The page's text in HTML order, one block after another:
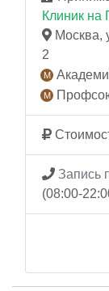
Клиник
Москва,
2
Запись
(08:00-